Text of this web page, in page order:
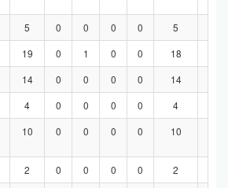
5 0 0 0 0 5
19 0 1 0 0 18
14 0 0 0 0 14
4 0 0 0 0 4
10 0 0 0 0 10
2 0 0 0 0 2